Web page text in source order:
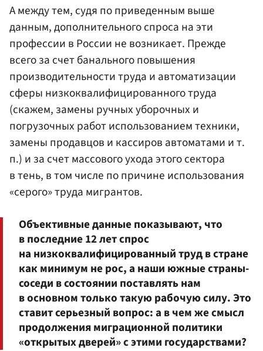
А между тем, судя по приведенным выше
данным, дополнительного спроса на эти
профессии в России не возникает. Прежде
всего за счет банального повышения
производительности труда и автоматизации
сферы низкоквалифицированного труда
(скажем, замены ручных уборочных и
погрузочных работ использованием техники,
замены продавцов и кассиров автоматами и т.
п.) и за счет массового ухода этого сектора
в тень, в том числе по причине использования
«серого» труда мигрантов.
Объективные данные показывают, что
в последние 12 лет спрос
на низкоквалифицированный труд в стране
как минимум не рос, а наши южные страны-
соседи в состоянии поставлять нам
в основном только такую рабочую силу. Это
ставит серьезный вопрос: а в чем же смысл
продолжения миграционной политики
«открытых дверей» с этими государствами?